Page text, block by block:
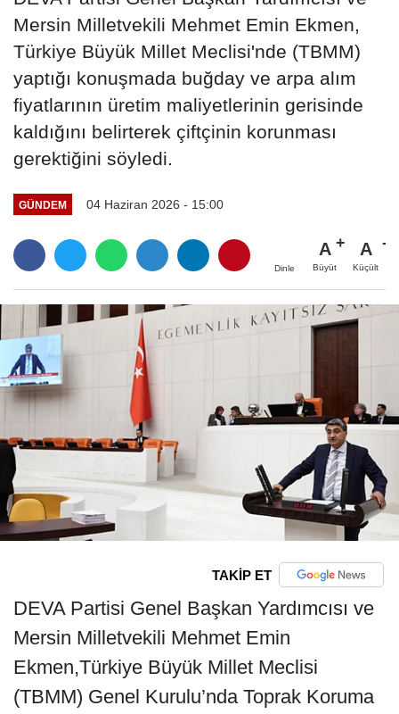
Mersin Milletvekili Mehmet Emin Ekmen,
Türkiye Büyük Millet Meclisi'nde (TBMM)
yaptığı konuşmada buğday ve arpa alım
fiyatlarının üretim maliyetlerinin gerisinde
kaldığını belirterek çiftçinin korunması
gerektiğini söyledi.
GÜNDEM 04 Haziran 2026 - 15:00
Dinle
A
Büyüt
A
Küçült
TAKİP ET
DEVA Partisi Genel Başkan Yardımcısı ve
Mersin Milletvekili Mehmet Emin
Ekmen,Türkiye Büyük Millet Meclisi
(TBMM) Genel Kurulu’nda Toprak Koruma